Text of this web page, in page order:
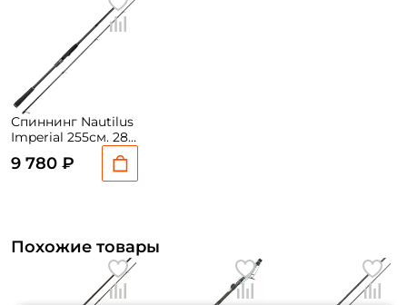
Спиннинг Nautilus
Imperial 255см. 28-
100гр. 176гр. fast /
IMS-842XXH
9 780 ₽
Похожие товары